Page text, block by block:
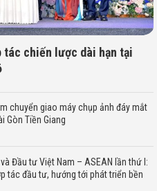
tác chiến lược dài hạn tại
chuyển giao máy chụp ảnh đáy mắt
Gòn Tiền Giang
Đầu tư Việt Nam – ASEAN lần thứ I:
tác đầu tư, hướng tới phát triển bền